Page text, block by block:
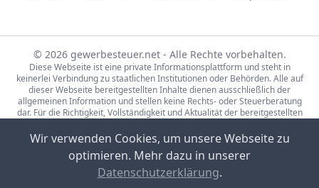
© 2026 gewerbesteuer.net - Alle Rechte vorbehalten.
Diese Webseite ist eine private Informationsplattform und steht in
keinerlei Verbindung zu staatlichen Institutionen oder Behörden. Alle auf
dieser Webseite bereitgestellten Inhalte dienen ausschließlich der
allgemeinen Information und stellen keine Rechts- oder Steuerberatung
dar. Für die Richtigkeit, Vollständigkeit und Aktualität der bereitgestellten
steuerlichen Fragen wenden Sie sich bitte an einen qualifizierten
Fachberater.
Die Steuerdaten auf gewerbesteuer.net basieren auf den Erhebungen der
Statistische Ämter des Bundes und der Länder (Lizenz:
Datensätze: 71231-01-02-5, 71231-01-03-5) sowie Eigenrecherche.
Wir verwenden Cookies, um unsere Webseite zu
optimieren. Mehr dazu in unserer
Datenschutzerklärung.